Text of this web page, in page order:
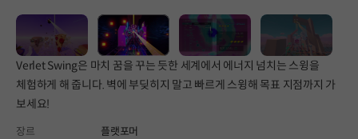
Verlet Swing은 마치 꿈을 꾸는 듯한 세계에서 에너지 넘치는 스윙을
체험하게 해 줍니다. 벽에 부딪히지 말고 빠르게 스윙해 목표 지점까지 가
보세요!
장르
플랫포머